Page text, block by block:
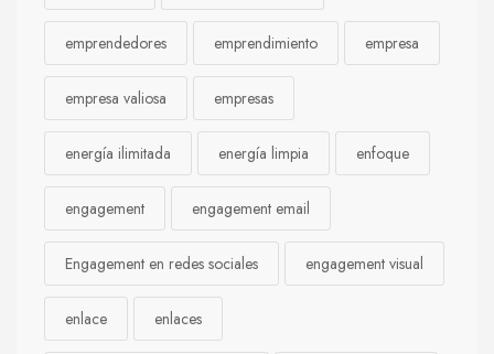
emprendedores emprendimiento empresa
empresa valiosa empresas
energía ilimitada energía limpia enfoque
engagement engagement email
Engagement en redes sociales engagement visual
enlace enlaces